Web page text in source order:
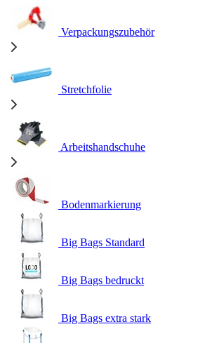
Verpackungszubehör
Stretchfolie
Arbeitshandschuhe
Bodenmarkierung
Big Bags Standard
Big Bags bedruckt
Big Bags extra stark